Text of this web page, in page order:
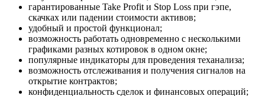
гарантированные Take Profit и Stop Loss при гэпе,
скачках или падении стоимости активов;
удобный и простой функционал;
возможность работать одновременно с несколькими
графиками разных котировок в одном окне;
популярные индикаторы для проведения теханализа;
возможность отслеживания и получения сигналов на
открытие контрактов;
конфиденциальность сделок и финансовых операций;